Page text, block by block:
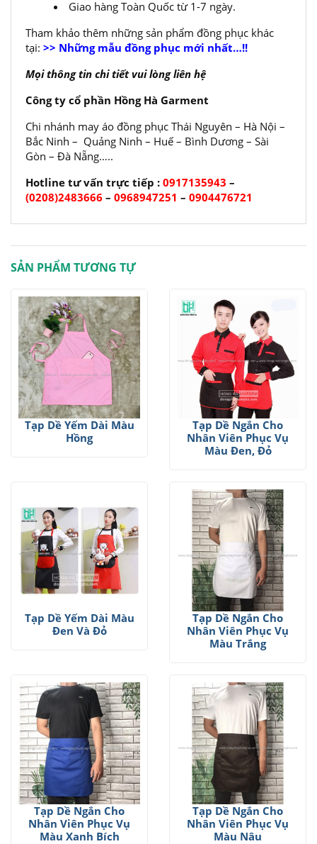
Giao hàng Toàn Quốc từ 1-7 ngày.
Tham khảo thêm những sản phẩm đồng phục khác
tại: >> Những mẫu đồng phục mới nhất…!!
Mọi thông tin chi tiết vui lòng liên hệ
Công ty cổ phần Hồng Hà Garment
Chi nhánh may áo đồng phục Thái Nguyên – Hà Nội –
Bắc Ninh – Quảng Ninh – Huế – Bình Dương – Sài
Gòn – Đà Nẵng…..
Hotline tư vấn trực tiếp : 0917135943 –
(0208)2483666 – 0968947251 – 0904476721
SẢN PHẨM TƯƠNG TỰ
Tạp Dề Yếm Dài Màu
Hồng
Tạp Dề Ngắn Cho
Nhân Viên Phục Vụ
Màu Đen, Đỏ
Tạp Dề Yếm Dài Màu
Đen Và Đỏ
Tạp Dề Ngắn Cho
Nhân Viên Phục Vụ
Màu Trắng
Tạp Dề Ngắn Cho
Nhân Viên Phục Vụ
Màu Xanh Bích
Tạp Dề Ngắn Cho
Nhân Viên Phục Vụ
Màu Nâu